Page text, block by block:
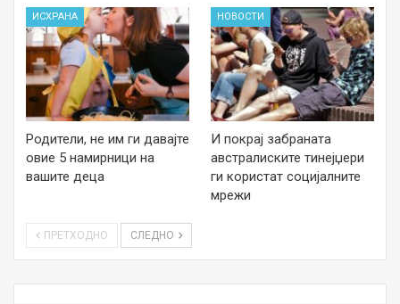
ИСХРАНА
Родители, не им ги давајте
овие 5 намирници на
вашите деца
НОВОСТИ
И покрај забраната
австралиските тинејџери
ги користат социјалните
мрежи
ПРЕТХОДНО СЛЕДНО